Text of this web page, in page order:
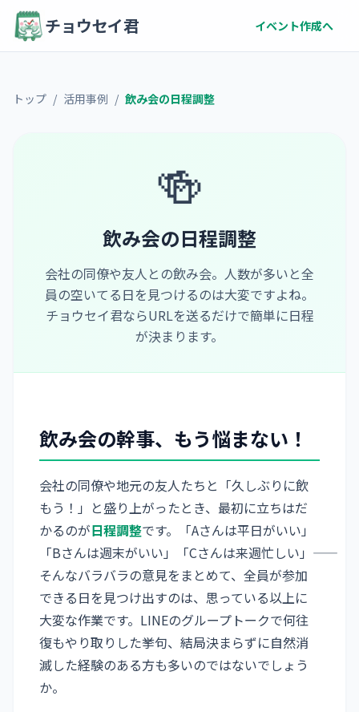
チョウセイ君 イベント作成へ
トップ / 活用事例 / 飲み会の日程調整
🍻
飲み会の日程調整
会社の同僚や友人との飲み会。人数が多いと全
員の空いてる日を見つけるのは大変ですよね。
チョウセイ君ならURLを送るだけで簡単に日程
が決まります。
飲み会の幹事、もう悩まない！
会社の同僚や地元の友人たちと「久しぶりに飲
もう！」と盛り上がったとき、最初に立ちはだ
かるのが日程調整です。「Aさんは平日がいい」
「Bさんは週末がいい」「Cさんは来週忙しい」――
そんなバラバラの意見をまとめて、全員が参加
できる日を見つけ出すのは、思っている以上に
大変な作業です。LINEのグループトークで何往
復もやり取りした挙句、結局決まらずに自然消
滅した経験のある方も多いのではないでしょう
か。